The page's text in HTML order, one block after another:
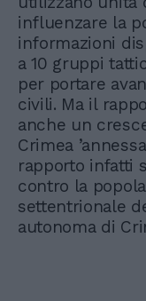
influenzare la
informazioni
a 10 gruppi
per portare
civili. Ma il
anche un
Crimea
rapporto infatti
contro la
settentrionale
autonoma di